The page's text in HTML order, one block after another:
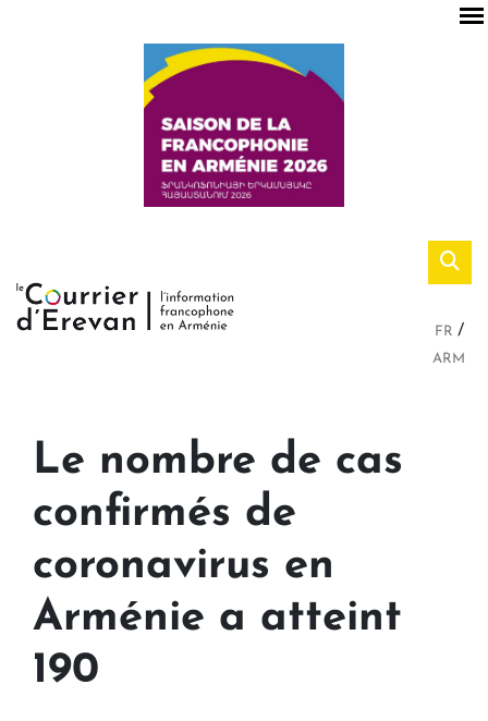
FR
ARM
Le nombre de cas
confirmés de
coronavirus en
Arménie a atteint
190